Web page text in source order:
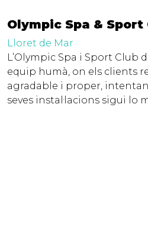
Olympic Spa & Sport
Lloret de Mar
L’Olympic Spa i Sport Club
equip humà, on els clients
agradable i proper,
seves instal·lacions sigui lo